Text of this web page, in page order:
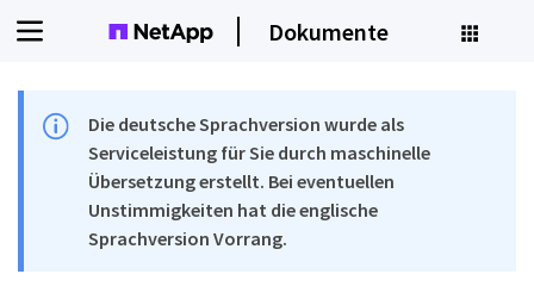
Dokumente
Die deutsche Sprachversion wurde als
Serviceleistung für Sie durch maschinelle
Übersetzung erstellt. Bei eventuellen
Unstimmigkeiten hat die englische
Sprachversion Vorrang.